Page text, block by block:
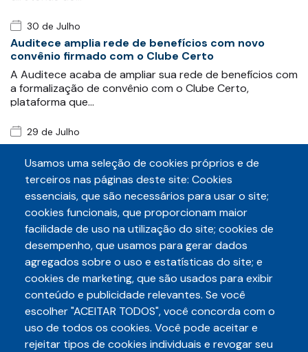
30 de Julho
Auditece amplia rede de benefícios com novo
convênio firmado com o Clube Certo
A Auditece acaba de ampliar sua rede de benefícios com
a formalização de convênio com o Clube Certo,
plataforma que…
29 de Julho
Auditece e Sintaf protocolam requerimento para
obter informações sobre exonerações após
movimento grevista
As entidades fazendárias Auditece e Sintaf
protocolaram, conjuntamente, nesta quarta-feira
(29/07), requerimento de…
Telefone
(85)3248-5657
Usamos uma seleção de cookies próprios e de
terceiros nas páginas deste site: Cookies
essenciais, que são necessários para usar o site;
cookies funcionais, que proporcionam maior
facilidade de uso na utilização do site; cookies de
desempenho, que usamos para gerar dados
agregados sobre o uso e estatísticas do site; e
cookies de marketing, que são usados para exibir
conteúdo e publicidade relevantes. Se você
escolher "ACEITAR TODOS", você concorda com o
uso de todos os cookies. Você pode aceitar e
rejeitar tipos de cookies individuais e revogar seu